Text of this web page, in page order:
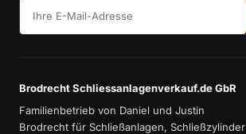
Brodrecht Schliessanlagenverkauf.de GbR
Familienbetrieb von Daniel und Justin
Brodrecht für Schließanlagen, Schließzylinder